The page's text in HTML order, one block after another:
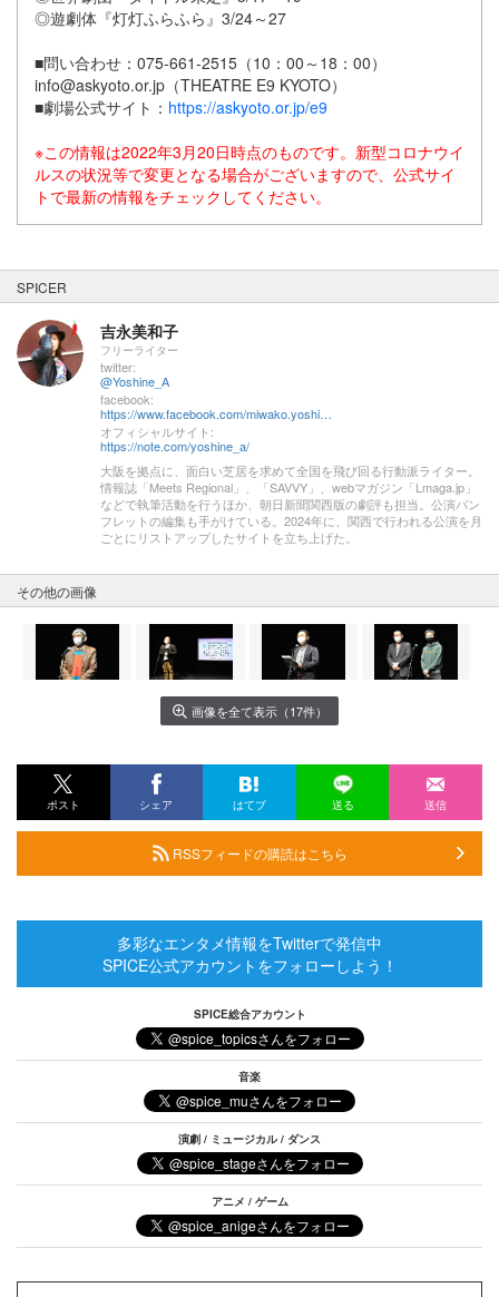
◎遊劇体『灯灯ふらふら』3/24～27
■問い合わせ：075-661-2515（10：00～18：00）
info@askyoto.or.jp（THEATRE E9 KYOTO）
■劇場公式サイト： https://askyoto.or.jp/e9
※この情報は2022年3月20日時点のものです。新型コロナウイ
ルスの状況等で変更となる場合がございますので、公式サイ
トで最新の情報をチェックしてください。
SPICER
吉永美和子
フリーライター
twitter:
@Yoshine_A
facebook:
https://www.facebook.com/miwako.yoshinaga1
オフィシャルサイト:
https://note.com/yoshine_a/
大阪を拠点に、面白い芝居を求めて全国を飛び回る行動派ライター。
情報誌「Meets Regional」、「SAVVY」、webマガジン「Lmaga.jp」
などで執筆活動を行うほか、朝日新聞関西版の劇評も担当。公演パン
フレットの編集も手がけている。2024年に、関西で行われる公演を月
ごとにリストアップしたサイトを立ち上げた。
その他の画像
画像を全て表示（17件）
ポスト シェア はてブ 送る 送信
RSSフィードの購読はこちら
多彩なエンタメ情報をTwitterで発信中
SPICE公式アカウントをフォローしよう！
SPICE総合アカウント
音楽
演劇 / ミュージカル / ダンス
アニメ / ゲーム